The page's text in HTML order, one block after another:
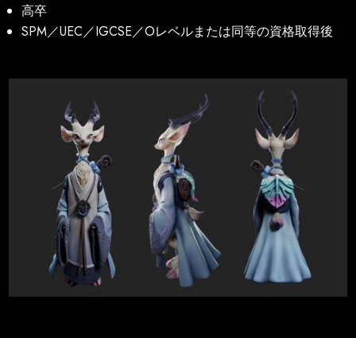
高卒
SPM／UEC／IGCSE／Oレベルまたは同等の資格取得後